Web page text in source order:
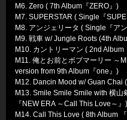
M6. Zero ( 7th Album『ZERO』)
M7. SUPERSTAR ( Single『
M8. アンジェリータ ( Single『ア
M9. 戦車 w/ Jungle Roots (4th
M10. カントリーマン ( 2nd
M11. 俺とお前とボブマーリー ～
version from 9th Album『one』)
M12. Dancin Mood w/ Guan Chai
M13. Smile Smile Smile with 横山
『NEW ERA ～Call This Love～』)
M14. Call This Love ( 8th Album